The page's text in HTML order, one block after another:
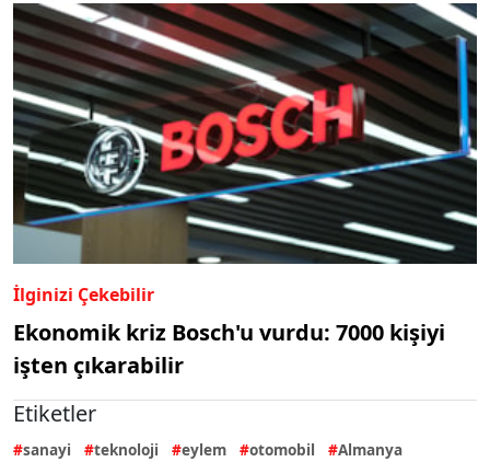
İlginizi Çekebilir
Ekonomik kriz Bosch'u vurdu: 7000 kişiyi
işten çıkarabilir
Etiketler
sanayi teknoloji eylem otomobil
Almanya